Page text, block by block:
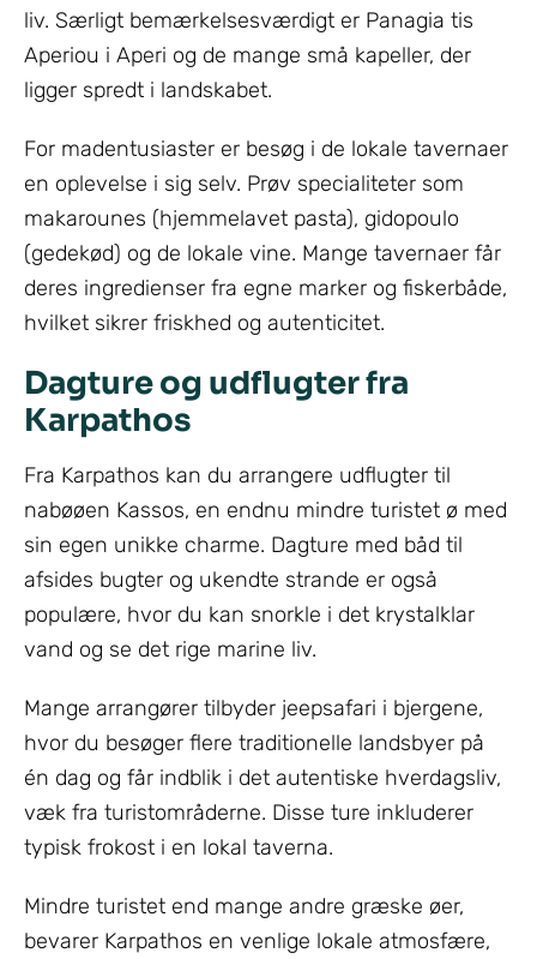
liv. Særligt bemærkelsesværdigt er Panagia tis
Aperiou i Aperi og de mange små kapeller, der
ligger spredt i landskabet.
For madentusiaster er besøg i de lokale tavernaer
en oplevelse i sig selv. Prøv specialiteter som
makarounes (hjemmelavet pasta), gidopoulo
(gedekød) og de lokale vine. Mange tavernaer får
deres ingredienser fra egne marker og fiskerbåde,
hvilket sikrer friskhed og autenticitet.
Dagture og udflugter fra
Karpathos
Fra Karpathos kan du arrangere udflugter til
nabøøen Kassos, en endnu mindre turistet ø med
sin egen unikke charme. Dagture med båd til
afsides bugter og ukendte strande er også
populære, hvor du kan snorkle i det krystalklar
vand og se det rige marine liv.
Mange arrangører tilbyder jeepsafari i bjergene,
hvor du besøger flere traditionelle landsbyer på
én dag og får indblik i det autentiske hverdagsliv,
væk fra turistområderne. Disse ture inkluderer
typisk frokost i en lokal taverna.
Mindre turistet end mange andre græske øer,
bevarer Karpathos en venlige lokale atmosfære,